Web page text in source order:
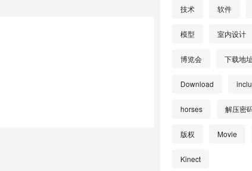
技术 软件
模型 室内设计
博览会 下载地
Download
horses 解压密
版权 Movie
Kinect